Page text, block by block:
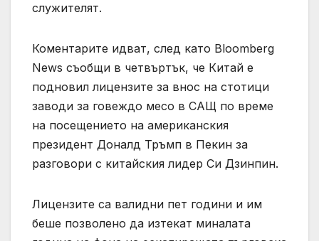
служителят.
Коментарите идват, след като Bloomberg
News съобщи в четвъртък, че Китай е
подновил лицензите за внос на стотици
заводи за говеждо месо в САЩ по време
на посещението на американския
президент Доналд Тръмп в Пекин за
разговори с китайския лидер Си Дзинпин.
Лицензите са валидни пет години и им
беше позволено да изтекат миналата